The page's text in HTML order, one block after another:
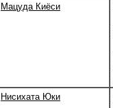
Мацуда Киёси
Нисихата Юки